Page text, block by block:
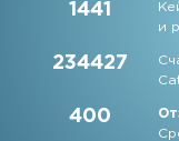
1441
и
234427
400